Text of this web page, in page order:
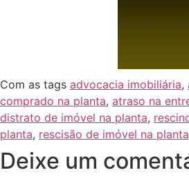
Com as tags advocacia imobiliária,
comprado na planta, atraso na
distrato de imóvel na planta,
planta, rescisão de imóvel na planta
Deixe um